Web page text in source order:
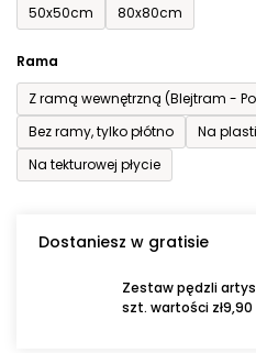
50x50cm
80x80cm
Rama
Z ramą wewnętrzną (Blejtram -
Bez ramy, tylko płótno
Na
Na tekturowej płycie
Dostaniesz w gratisie
Zestaw pędzli
szt. wartości zł9,90